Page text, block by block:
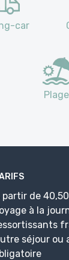
car
Plage
partir de
à la
séjour ou